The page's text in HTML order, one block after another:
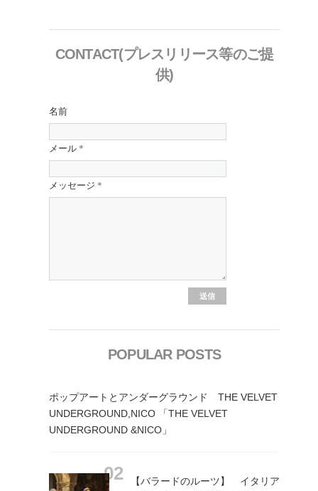
CONTACT(プレスリリース等のご提
供)
名前
メール *
メッセージ *
POPULAR POSTS
ポップアートとアンダーグラウンド THE VELVET
UNDERGROUND,NICO 「THE VELVET
UNDERGROUND &NICO」
【バラードのルーツ】 イタリア